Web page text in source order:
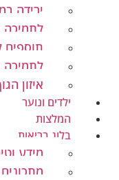
ירידה
לתמיכה
תוספים
לתמיכה
איזון
ילדים ונוער
המלצות
בלוג בריאות
מידע